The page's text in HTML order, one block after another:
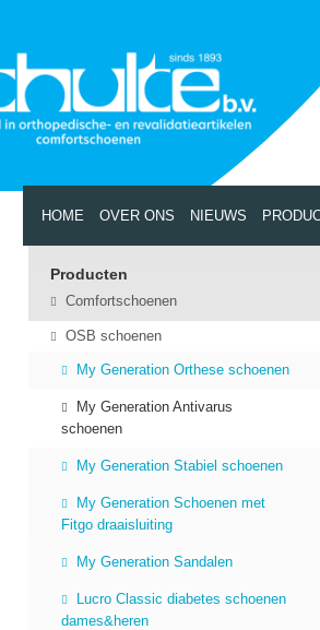
HOME OVER ONS NIEUWS
Producten
Comfortschoenen
OSB schoenen
My Generation Orthese schoenen
My Generation Antivarus
schoenen
My Generation Stabiel schoenen
My Generation Schoenen met
Fitgo draaisluiting
My Generation Sandalen
Lucro Classic diabetes schoenen
dames&heren